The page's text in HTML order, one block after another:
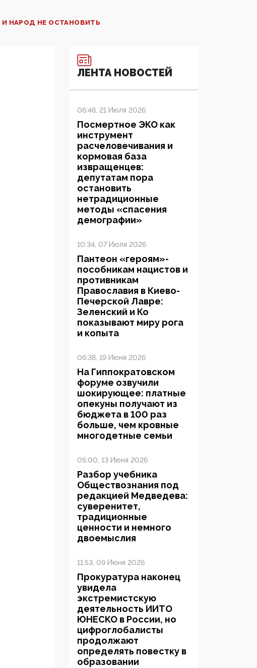
НАРОД НЕ ОСТАНОВИТЬ
ЛЕНТА НОВОСТЕЙ
06:48, 21 Июля 2026
Посмертное ЭКО как
инструмент
расчеловечивания и
кормовая база
извращенцев:
депутатам пора
остановить
нетрадиционные
методы «спасения
демографии»
10:34, 07 Июля 2026
Пантеон «героям»-
пособникам нацистов и
противникам
Православия в Киево-
Печерской Лавре:
Зеленский и Ко
показывают миру рога
и копыта
06:38, 19 Июня 2026
На Гиппократовском
форуме озвучили
шокирующее: платные
опекуны получают из
бюджета в 100 раз
больше, чем кровные
многодетные семьи
05:00, 13 Июня 2026
Разбор учебника
Обществознания под
редакцией Медведева:
суверенитет,
традиционные
ценности и немного
двоемыслия
11:53, 09 Июня 2026
Прокуратура наконец
увидела
экстремистскую
деятельность ИИТО
ЮНЕСКО в России, но
цифроглобалисты
продолжают
определять повестку в
образовании